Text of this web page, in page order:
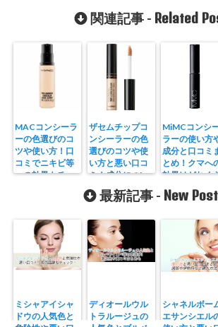
関連記事 - Related
MACコンシーラ
ーの色選びのコ
ツや使い方！口
コミでニキビ等
への効果もチェ
ザセムチップコ
ンシーラーの色
選びのコツや使
い方と悪い口コ
ミ！成分につい
MiMCコンシ
ラーの使い方
成分と口コミ
とめ！クマへ
効果はどれく
最新記事 - New
ミシャアイシャ
ドウの人気色と
ディオールウル
トラルージュの
シャネルボー
エサンシエル